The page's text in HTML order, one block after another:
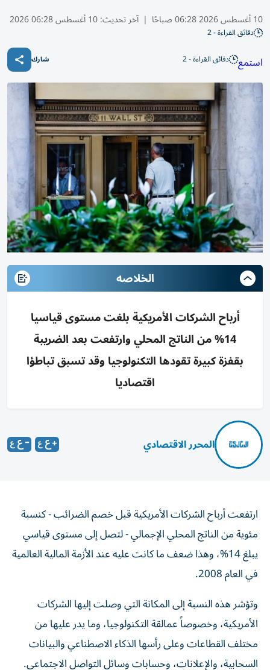
10 أغسطس 2026 06:28 صباحًا | آخر تحديث:10 أغسطس 06:28 2026
دقائق القراءة - 2
استمع دقائق القراءة - 2 شارك
الخلاصه
أرباح الشركات الأمريكية بلغت مستوى قياسيا
14% من الناتج المحلي وارتفعت بعد الضريبة
بقفزة كبيرة تقودها التكنولوجيا وقد تسبق تباطؤا
اقتصاديا
المحرر الاقتصادي
ارتفعت أرباح الشركات الأمريكية قبل خصم الضرائب - كنسبة
مئوية من الناتج المحلي الإجمالي - لتصل إلى مستوى قياسي
يبلغ 14%، وهذا ضعف ما كانت عليه عند الأزمة المالية العالمية
في العام 2008.
وتؤشر هذه النسبة إلى المكانة التي وصلت إليها الشركات
الأمريكية، وخصوصاً عمالقة التكنولوجيا، وما يدر عليها من
مختلف القطاعات وعلى رأسها الذكاء الاصطناعي والبيانات
السحابية، والإعلانات، وحسابات وسائل التواصل الاجتماعي.